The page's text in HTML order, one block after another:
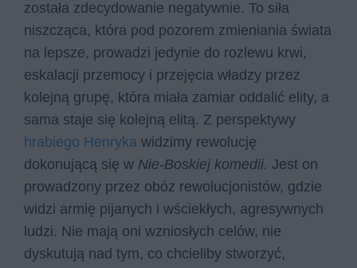
została zdecydowanie negatywnie. To siła
niszcząca, która pod pozorem zmieniania świata
na lepsze, prowadzi jedynie do rozlewu krwi,
eskalacji przemocy i przejęcia władzy przez
kolejną grupę, która miała zamiar oddalić elity, a
sama staje się kolejną elitą. Z perspektywy
hrabiego Henryka widzimy rewolucję
dokonującą się w Nie-Boskiej komedii. Jest on
prowadzony przez obóz rewolucjonistów, gdzie
widzi armię pijanych i wściekłych, agresywnych
ludzi. Nie mają oni wzniosłych celów, nie
dyskutują nad tym, co chcieliby stworzyć,